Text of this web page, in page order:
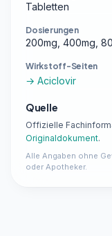
Tabletten
Dosierungen
200mg, 400mg,
Wirkstoff-Seiten
→ Aciclovir
Quelle
Offizielle
Originaldokument.
Alle Angaben ohne
oder Apotheker.